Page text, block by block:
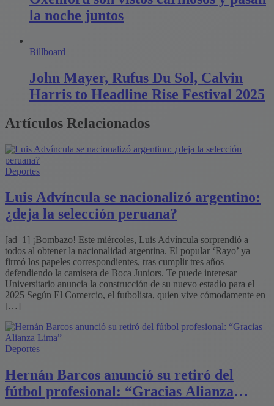
la noche juntos
Billboard
John Mayer, Rufus Du Sol, Calvin
Harris to Headline Rise Festival 2025
Artículos Relacionados
Deportes
Luis Advíncula se nacionalizó argentino:
¿deja la selección peruana?
[ad_1] ¡Bombazo! Este miércoles, Luis Advíncula sorprendió a
todos al obtener la nacionalidad argentina. El popular ‘Rayo’ ya
firmó los papeles correspondientes, tras cumplir tres años
defendiendo la camiseta de Boca Juniors. Te puede interesar
Universitario anuncia la construcción de su nuevo estadio para el
2025 Según El Comercio, el futbolista, quien vive cómodamente en
[…]
Deportes
Hernán Barcos anunció su retiró del
fútbol profesional: “Gracias Alianza